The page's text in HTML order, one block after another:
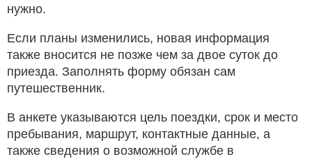
нужно.
Если планы изменились, новая информация
также вносится не позже чем за двое суток до
приезда. Заполнять форму обязан сам
путешественник.
В анкете указываются цель поездки, срок и место
пребывания, маршрут, контактные данные, а
также сведения о возможной службе в